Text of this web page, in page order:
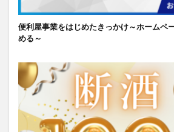
便利屋事業をはじめたきっかけ～ホームペ
める～